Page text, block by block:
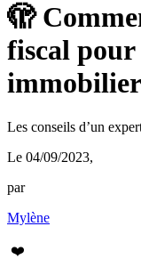
🫣
fiscal
Les conseils d’un
Le 04/09/2023,
par
Mylène
❤️